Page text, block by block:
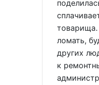
товарища.
ломать,
других
к